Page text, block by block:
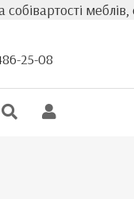
меблів,
25-08